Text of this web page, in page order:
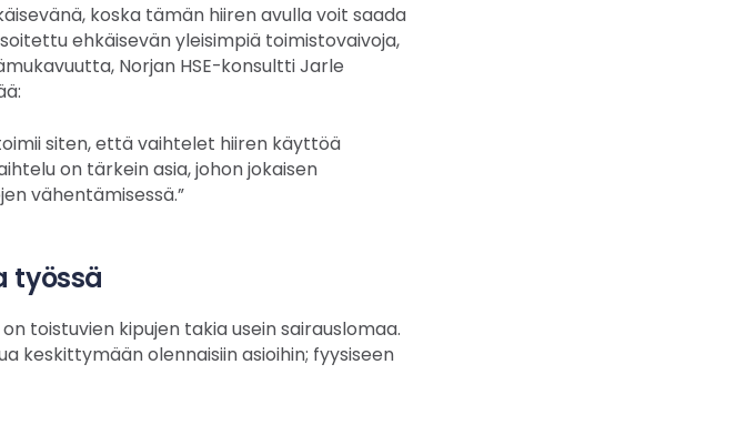
koska tämän hiiren avulla voit saada
ehkäisevän yleisimpiä toimistovaivoja,
Norjan HSE-konsultti Jarle
siten, että vaihtelet hiiren käyttöä
on tärkein asia, johon jokaisen
vähentämisessä.”
työssä
toistuvien kipujen takia usein sairauslomaa.
keskittymään olennaisiin asioihin; fyysiseen